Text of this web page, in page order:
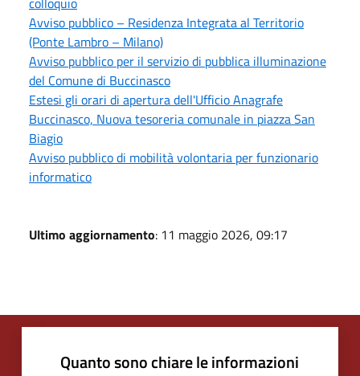
Avviso pubblico – Residenza Integrata al Territorio
(Ponte Lambro – Milano)
Avviso pubblico per il servizio di pubblica illuminazione
del Comune di Buccinasco
Estesi gli orari di apertura dell'Ufficio Anagrafe
Buccinasco, Nuova tesoreria comunale in piazza San
Biagio
Avviso pubblico di mobilità volontaria per funzionario
informatico
Ultimo aggiornamento: 11 maggio 2026, 09:17
Quanto sono chiare le informazioni